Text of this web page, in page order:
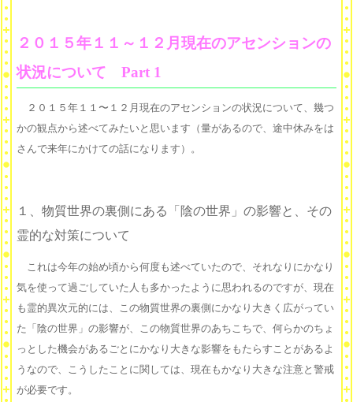
２０１５年１１～１２月現在のアセンションの
状況について Part 1
２０１５年１１〜１２月現在のアセンションの状況について、幾つ
かの観点から述べてみたいと思います（量があるので、途中休みをは
さんで来年にかけての話になります）。
１、物質世界の裏側にある「陰の世界」の影響と、その
霊的な対策について
これは今年の始め頃から何度も述べていたので、それなりにかなり
気を使って過ごしていた人も多かったように思われるのですが、現在
も霊的異次元的には、この物質世界の裏側にかなり大きく広がってい
た「陰の世界」の影響が、この物質世界のあちこちで、何らかのちょ
っとした機会があるごとにかなり大きな影響をもたらすことがあるよ
うなので、こうしたことに関しては、現在もかなり大きな注意と警戒
が必要です。